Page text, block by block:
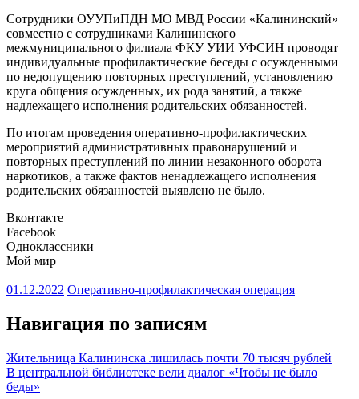
Сотрудники ОУУПиПДН МО МВД России «Калининский»
совместно с сотрудниками Калининского
межмуниципального филиала ФКУ УИИ УФСИН проводят
индивидуальные профилактические беседы с осужденными
по недопущению повторных преступлений, установлению
круга общения осужденных, их рода занятий, а также
надлежащего исполнения родительских обязанностей.
По итогам проведения оперативно-профилактических
мероприятий административных правонарушений и
повторных преступлений по линии незаконного оборота
наркотиков, а также фактов ненадлежащего исполнения
родительских обязанностей выявлено не было.
Вконтакте
Facebook
Одноклассники
Мой мир
01.12.2022 Оперативно-профилактическая операция
Навигация по записям
Жительница Калининска лишилась почти 70 тысяч рублей
В центральной библиотеке вели диалог «Чтобы не было
беды»